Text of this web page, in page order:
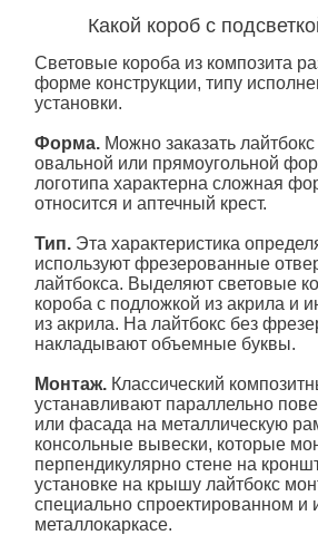
Какой короб с
Световые короба из композита
форме конструкции, типу
установки.
Форма. Можно заказать лайтбокс
овальной или прямоугольной
логотипа характерна сложная
относится и аптечный крест.
Тип.Эта характеристика
используют фрезерованные
лайтбокса. Выделяют световые
короба с подложкой из акрила и
из акрила. На лайтбокс без
накладывают объемные буквы.
Монтаж. Классический
устанавливают параллельно
или фасада на металлическую
консольные вывески, которые
перпендикулярно стене на
установке на крышу лайтбокс
специально спроектированном и
металлокаркасе.